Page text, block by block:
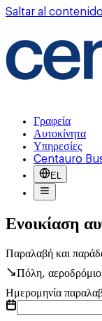
Saltar al
Γραφεία
Αυτοκίνητα
Υπηρεσίες
Centauro
EL
Ενοικίαση
Παραλαβή και
Πόλη,
Ημερομηνία